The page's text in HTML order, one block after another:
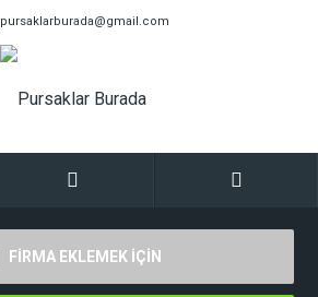
pursaklarburada@gmail.com
FİRMA EKLEMEK İÇİN